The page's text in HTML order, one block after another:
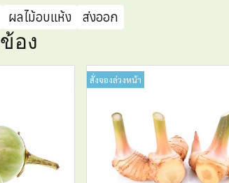
ผลไม้อบแห้ง ส่งออก
อง
สั่งจองล่วงหน้า